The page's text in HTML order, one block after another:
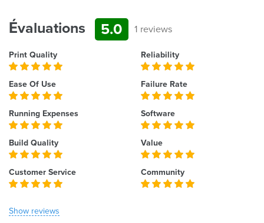
Évaluations 5.0 1 reviews
Print Quality Reliability
Ease Of Use Failure Rate
Running Expenses Software
Build Quality Value
Customer Service Community
Show reviews